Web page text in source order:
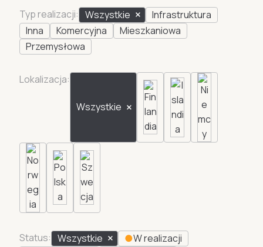
Typ realizacji: Wszystkie
Infrastruktura
Inna
Komercyjna
Mieszkaniowa
Przemysłowa
Lokalizacja:
Wszystkie
Status: Wszystkie ●W realizacji